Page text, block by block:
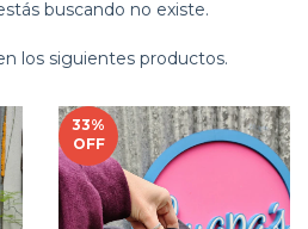
buscando no existe.
los siguientes productos.
33%
OFF